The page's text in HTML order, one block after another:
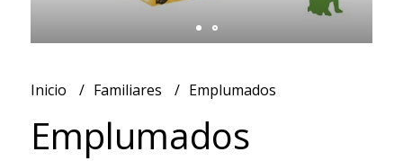
Inicio Familiares Emplumados
Emplumados